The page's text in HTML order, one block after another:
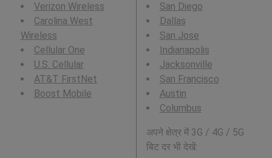
Verizon Wireless
Carolina West
Wireless
Cellular One
U.S. Cellular
AT&T FirstNet
Boost Mobile
San Diego
Dallas
San Jose
Indianapolis
Jacksonville
San Francisco
Austin
Columbus
अपने क्षेत्र में 3G / 4G / 5G
बिट दर भी देखें: